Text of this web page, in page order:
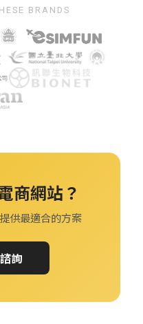
BRANDS
商網站？
供最適合的方案
詢